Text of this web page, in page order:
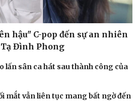
hậu" C-pop đến sự an nhiên
Đình Phong
lấn sân ca hát sau thành công của
mắt vẫn liên tục mang bất ngờ đến